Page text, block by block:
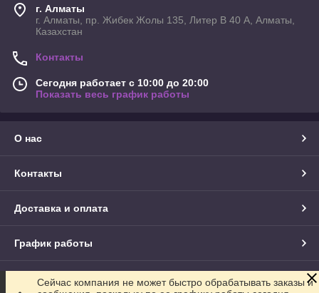
г. Алматы
г. Алматы, пр. Жибек Жолы 135, Литер В 40 А, Алматы,
Казахстан
Контакты
Сегодня работает с 10:00 до 20:00
Показать весь график работы
О нас
Контакты
Доставка и оплата
График работы
Полная версия сайта
Сейчас компания не может быстро обрабатывать заказы и